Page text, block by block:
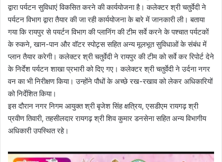
द्वारा पर्यटन सुविधाएं विकसित करने की कार्ययोजना है। कलेक्टर श्री चतुर्वेदी ने
पर्यटन विभाग द्वारा तैयार की जा रही कार्ययोजना के बारे में जानकारी ली। बताया
गया कि रायपुर से पयर्टन विभाग की प्लानिंग की टीम सर्वे करने के पश्चात पर्यटकों
के रुकने, खान-पान और वॉटर स्पोट्र्स सहित अन्य मूलभूत सुविधाओं के संबंध में
प्लान तैयार करेगी। कलेक्टर श्री चतुर्वेदी ने रायपुर की टीम को सर्वे कर रिपोर्ट देने
के निर्देश पर्यटन शाखा प्रभारी को दिए गए। कलेक्टर श्री चतुर्वेदी ने उर्दना नगर
वन का भी निरीक्षण किया। उन्होंने पौधों के अच्छे रख-रखाव को लेकर अधिकारियों
को निर्देशित किया।
इस दौरान नगर निगम आयुक्त श्री बृजेश सिंह क्षत्रिय, एसडीएम रायगढ़ श्री
प्रवीण तिवारी, तहसीलदार रायगढ़ श्री शिव कुमार डनसेना सहित अन्य विभागीय
अधिकारी उपस्थित रहे।